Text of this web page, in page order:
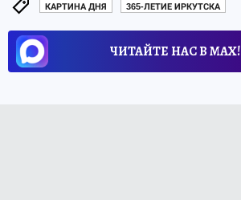
КАРТИНА ДНЯ 365-ЛЕТИЕ ИРКУТСКА
ЧИТАЙТЕ НАС В МАХ!